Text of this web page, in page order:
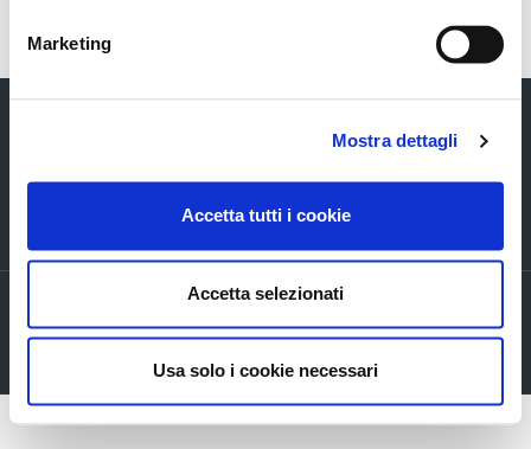
Marketing
Mostra dettagli
Accetta tutti i cookie
Accetta selezionati
Usa solo i cookie necessari
Via Verizzo, 1030 - 31053 Pieve di Soligo (TV) tel +39 0438 980098 fax +39
0438 82096 C.F. - P.I. - R.I. 03916270261
Cookie Policy